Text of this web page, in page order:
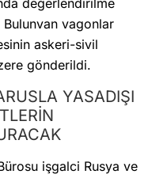
değerlendirilme
vagonlar
askeri-sivil
gönderildi.
YASADIŞI
işgalci Rusya ve